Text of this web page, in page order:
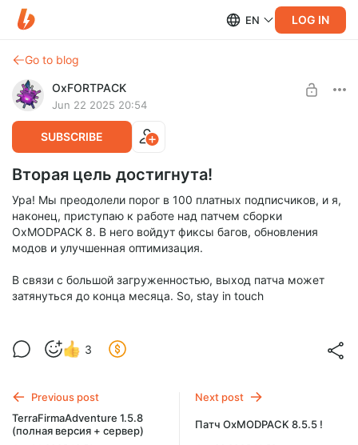
EN LOG IN
Go to blog
OxFORTPACK
Jun 22 2025 20:54
SUBSCRIBE
Вторая цель достигнута!
Ура! Мы преодолели порог в 100 платных подписчиков, и я,
наконец, приступаю к работе над патчем сборки
OxMODPACK 8. В него войдут фиксы багов, обновления
модов и улучшенная оптимизация.
В связи с большой загруженностью, выход патча может
затянуться до конца месяца. So, stay in touch
3
Previous post
TerraFirmaAdventure 1.5.8
(полная версия + сервер)
Next post
Патч OxMODPACK 8.5.5 !